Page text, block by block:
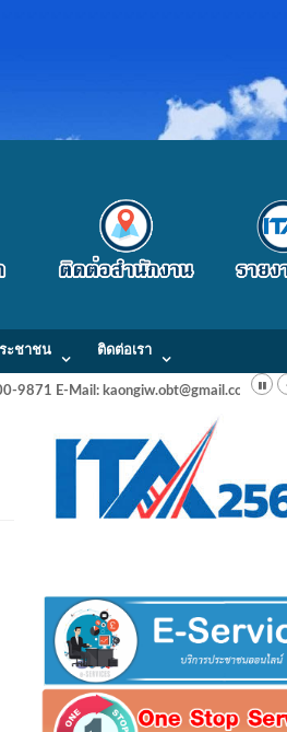
ะชาชน ติดต่อเรา
9871 E-Mail: kaongiw.obt@gmail.com